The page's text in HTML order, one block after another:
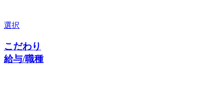
選択
こだわり
給与/職種